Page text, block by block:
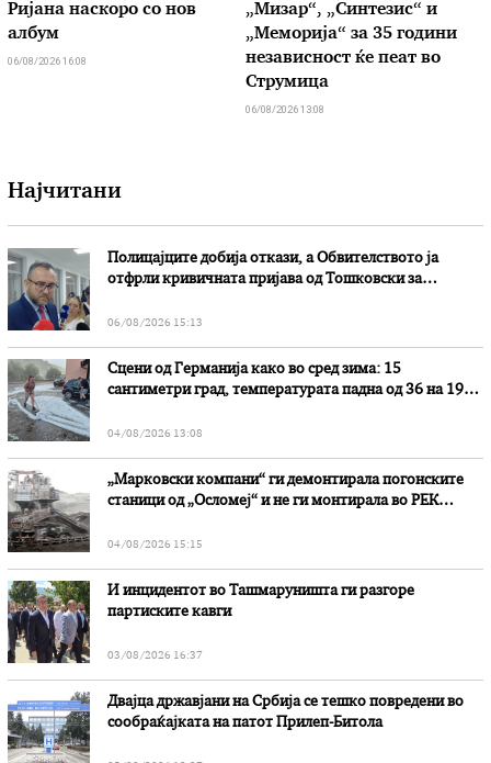
Ријана наскоро со нов
албум
06/08/2026 16:08
„Мизар“, „Синтезис“ и
„Меморија“ за 35 години
независност ќе пеат во
Струмица
06/08/2026 13:08
Најчитани
Полицајците добија откази, а Обвителството ја
отфрли кривичната пријава од Тошковски за
06/08/2026 15:13
Сцени од Германија како во сред зима: 15
сантиметри град, температурата падна од 36 на 19
04/08/2026 13:08
„Марковски компани“ ги демонтирала погонските
станици од „Осломеј“ и не ги монтирала во РЕК
04/08/2026 15:15
И инцидентот во Ташмаруништa ги разгоре
партиските кавги
03/08/2026 16:37
Двајца државјани на Србија се тешко повредени во
сообраќајката на патот Прилеп-Битола